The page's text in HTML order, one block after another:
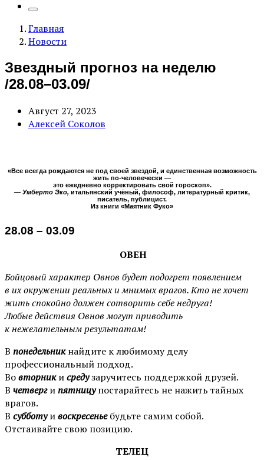
Главная
Новости
Звездный прогноз на неделю
/28.08–03.09/
Август 27, 2023
Алексей Соколов
«Все всегда рождаются не под своей звездой, и единственная возможность
жить по-человечески —
это ежедневно корректировать свой гороскоп».
— Умберто Эко, итальянский учёный, философ, литературный критик,
писатель, публицист.
Из книги «Маятник Фуко»
28.08 – 03.09
ОВЕН
Бойцовый характер Овнов будет подогрет появлением
в их окружении реальных и мнимых врагов. Кто не хочет
жить спокойно должен сотворить себе недруга!
Любые действия Овнов могут приводить
к нежелательным результатам!
В понедельникнайдите к любимому делу
профессиональный подход.
Вовторникисредузаручитесь поддержкой друзей.
В четверг ипятницупостарайтесь не нажить тайных
врагов.
В субботуивоскресеньебудьте самим собой.
Отстаивайте свою позицию.
ТЕЛЕЦ